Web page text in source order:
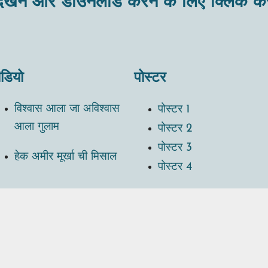
विश्‍वास आला जा अविश्‍वास
आला गुलाम
हेक अमीर मूर्खा ची मिसाल
पोस्टर
पोस्टर 1
पोस्टर 2
पोस्टर 3
पोस्टर 4